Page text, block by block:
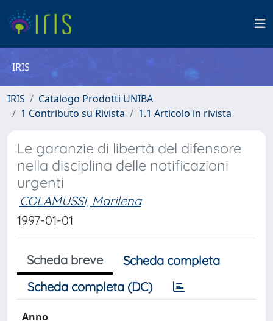
IRIS
IRIS
Catalogo Prodotti UNIBA
1 Contributo su Rivista
1.1 Articolo in rivista
Le garanzie di libertà del difensore
nella disciplina delle notificazioni
urgenti
COLAMUSSI, Marilena
1997-01-01
Scheda breve
Scheda completa
Scheda completa (DC)
Anno